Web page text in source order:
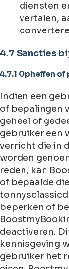
diensten
vertalen,
4.7 Sancties
4.7.1 Opheffen
Indien een
of bepalingen
geheel of
gebruiker een
verricht die in
worden
reden, kan
of bepaalde
beperken of
deactiveren.
kennisgeving
gebruiker het